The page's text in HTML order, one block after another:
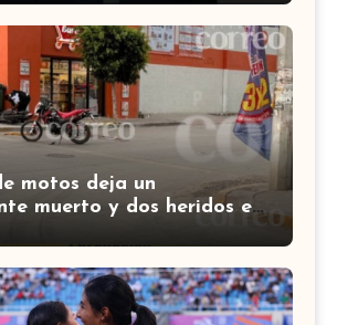
motos deja un
muerto y dos heridos en
Presidentes, en León